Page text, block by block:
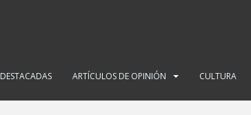
DESTACADAS ARTÍCULOS DE OPINIÓN CULTURA